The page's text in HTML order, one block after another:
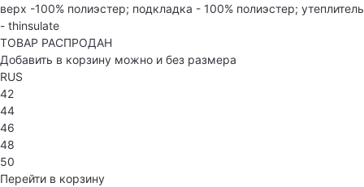
верх -100% полиэстер; подкладка - 100% полиэстер; утеплитель
- thinsulate
ТОВАР РАСПРОДАН
Добавить в корзину можно и без размера
RUS
42
44
46
48
50
Перейти в корзину